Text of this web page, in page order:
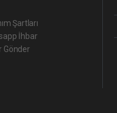
Şartları
İhbar
Gönder